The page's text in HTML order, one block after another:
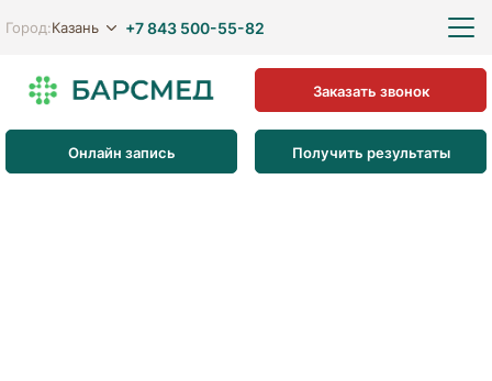
Город:Казань +7 843 500-55-82
Онлайн запись Получить результаты
Заказать звонок